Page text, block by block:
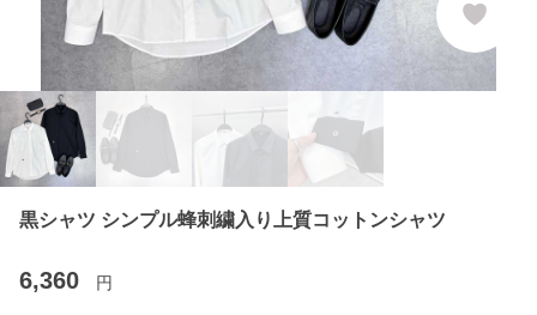
黒シャツ シンプル蜂刺繍入り上質コットンシャツ
6,360 円